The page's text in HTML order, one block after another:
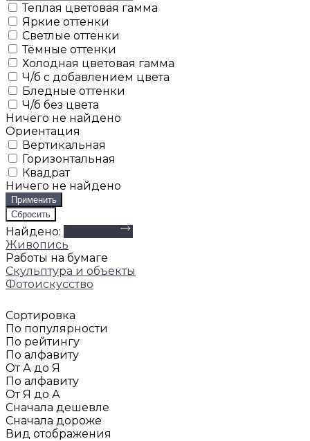
Теплая цветовая гамма
Яркие оттенки
Светлые оттенки
Тёмные оттенки
Холодная цветовая гамма
Ч/б с добавлением цвета
Бледные оттенки
Ч/б без цвета
Ничего не найдено
Ориентация
Вертикальная
Горизонтальная
Квадрат
Ничего не найдено
Найдено:
Живопись
Работы на бумаге
Скульптура и объекты
Фотоискусство
Сортировка
По популярности
По рейтингу
По алфавиту
От А до Я
По алфавиту
От Я до А
Сначала дешевле
Сначала дороже
Вид отображения